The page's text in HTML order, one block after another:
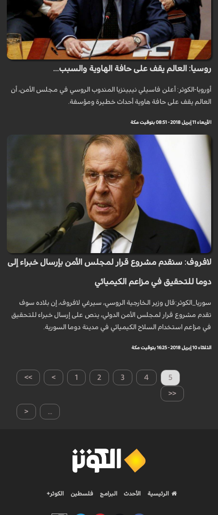
روسيا: العالم يقف على حافة الهاوية والسبب...
أوروبا-الكوثر: أعلن فاسيلي نيبينزيا المندوب الروسي في مجلس الأمن، أن
العالم يقف على حافة هاوية أحداث خطيرة ومؤسفة.
الأربعاء 11 إبريل 2018 - 08:51 بتوقيت مكة
لافروف: سنقدم مشروع قرار لمجلس الأمن بإرسال خبراء إلى
دوما للتحقيق في مزاعم الكيميائي
سوريا_الكوثر:قال وزير الخارجية الروسي، سيرغي لافروف، إن بلاده سوف
تقدم مشروع قرار لمجلس الأمن الدولي، ينص على إرسال خبراء للتحقيق
في مزاعم استخدام السلاح الكيميائي في مدينة دوما السورية.
الثلاثاء 10 إبريل 2018 - 16:25 بتوقيت مكة
>> > 1 2 3 4 5
...
<
<<
الرئيسية الأحدث البرامج فلسطين الكوثر+